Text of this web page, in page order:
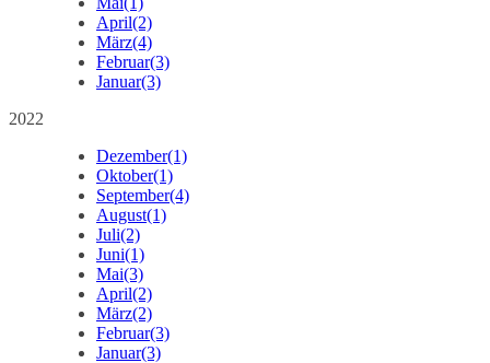
April(2)
März(4)
Februar(3)
Januar(3)
2022
Dezember(1)
Oktober(1)
September(4)
August(1)
Juli(2)
Juni(1)
Mai(3)
April(2)
März(2)
Februar(3)
Januar(3)